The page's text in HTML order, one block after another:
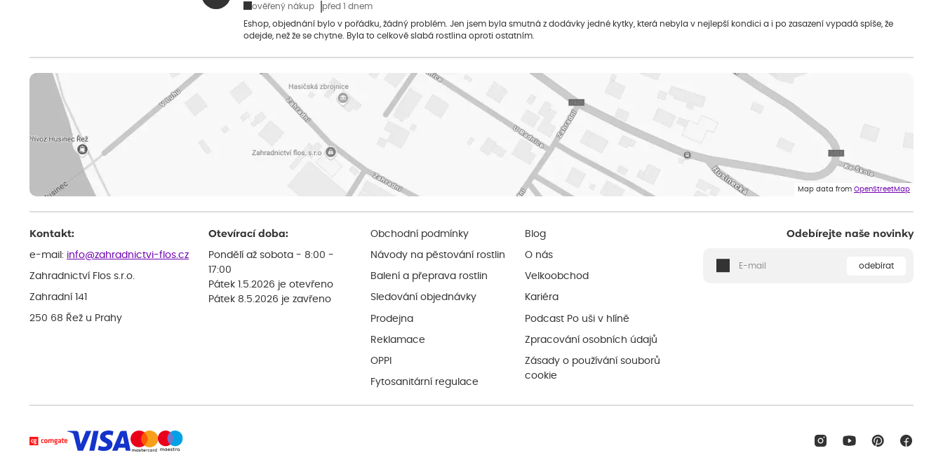
ověřený nákup před 1 dnem
Eshop, objednání bylo v pořádku, žádný problém. Jen jsem byla smutná z dodávky jedné kytky, která nebyla v nejlepší kondici a i po zasazení vypadá spíše, že
odejde, než že se chytne. Byla to celkově slabá rostlina oproti ostatním.
Map data from OpenStreetMap
Kontakt:
e-mail: info@zahradnictvi-flos.cz
Zahradnictví Flos s.r.o.
Zahradní 141
250 68 Řež u Prahy
Otevírací doba:
Pondělí až sobota - 8:00 -
17:00
Pátek 1.5.2026 je otevřeno
Pátek 8.5.2026 je zavřeno
Obchodní podmínky
Návody na pěstování rostlin
Balení a přeprava rostlin
Sledování objednávky
Prodejna
Reklamace
OPPI
Fytosanitární regulace
Blog
O nás
Velkoobchod
Kariéra
Podcast Po uši v hlíně
Zpracování osobních údajů
Zásady o používání souborů
cookie
Odebírejte naše novinky
odebírat